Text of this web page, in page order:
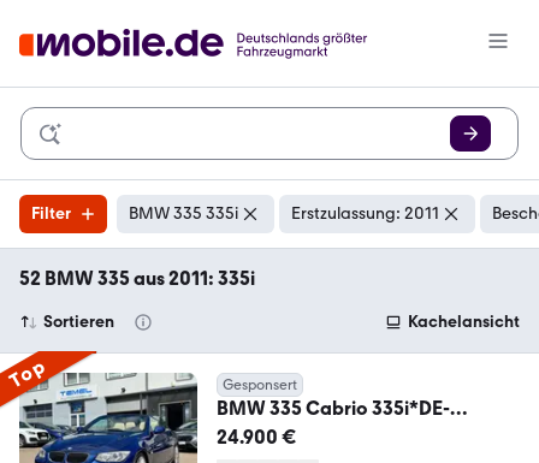
Filter BMW 335 335i Erstzulassung: 2011
52 BMW 335 aus 2011: 335i
Sortieren Kachelansicht
Top Gesponsert
BMW 335 Cabrio 335i*DE-
Fahrzeug*Vollleder*Navi*Aut*
24.900 €